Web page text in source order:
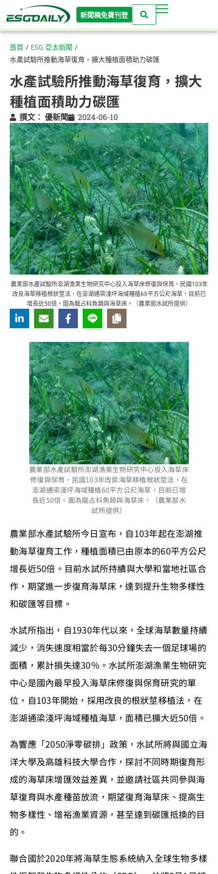
新聞稿免費刊登
首頁 / ESG 亞太新聞 /
水產試驗所推動海草復育，擴大種植面積助力碳匯
水產試驗所推動海草復育，擴大
種植面積助力碳匯
撰文： 優新聞 2024-06-10
農業部水產試驗所澎湖漁業生物研究中心投入海草床修復與保育，民國103年
改良海草移植根狀莖法，在澎湖通梁淺坪海域種植60平方公尺海草，目前已
增長近50倍。圖為龍占科魚類與海草床。（農業部水試所提供）
農業部水產試驗所澎湖漁業生物研究中心投入海草床
修復與保育，民國103年改良海草移植根狀莖法，在
澎湖通梁淺坪海域種植60平方公尺海草，目前已增
長近50倍。圖為龍占科魚類與海草床。（農業部水
試所提供）
農業部水產試驗所今日宣布，自103年起在澎湖推
動海草復育工作，種植面積已由原本的60平方公尺
增長近50倍。目前水試所持續與大學和當地社區合
作，期望進一步復育海草床，達到提升生物多樣性
和碳匯等目標。
水試所指出，自1930年代以來，全球海草數量持續
減少，消失速度相當於每30分鐘失去一個足球場的
面積，累計損失達30％。水試所澎湖漁業生物研究
中心是國內最早投入海草床修復與保育研究的單
位，自103年開始，採用改良的根狀莖移植法，在
澎湖通梁淺坪海域種植海草，面積已擴大近50倍。
為響應「2050淨零碳排」政策，水試所將與國立海
洋大學及高雄科技大學合作，探討不同時期復育形
成的海草床增匯效益差異，並邀請社區共同參與海
草復育與水產種苗放流，期望復育海草床、提高生
物多樣性、增裕漁業資源，甚至達到碳匯抵換的目
的。
聯合國於2020年將海草生態系統納入全球生物多樣